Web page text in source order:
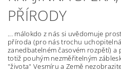
PŘÍRODY
málokdo z nás si uvědomuje
příroda (pro nás trochu
zanedbatelném časovém rozpětí) a
totiž pouhým nezměřitelným
"života" Vesmíru a Země